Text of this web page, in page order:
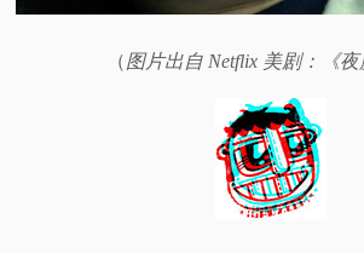
（图片出自 Netflix 美剧：《夜